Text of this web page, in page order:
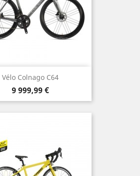
Vélo Colnago C64
Prix
9 999,99 €